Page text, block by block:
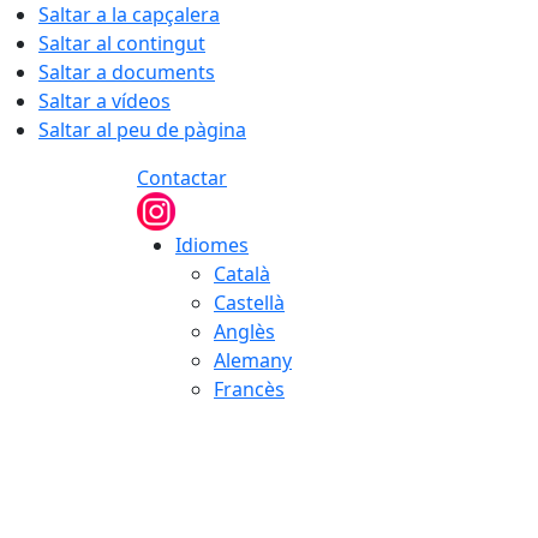
Saltar a la capçalera
Saltar al contingut
Saltar a documents
Saltar a vídeos
Saltar al peu de pàgina
Contactar
Idiomes
Català
Castellà
Anglès
Alemany
Francès